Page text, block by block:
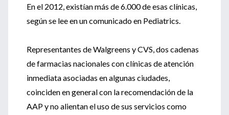
En el 2012, existían más de 6.000 de esas clínicas,
según se lee en un comunicado en Pediatrics.
Representantes de Walgreens y CVS, dos cadenas
de farmacias nacionales con clínicas de atención
inmediata asociadas en algunas ciudades,
coinciden en general con la recomendación de la
AAP y no alientan el uso de sus servicios como